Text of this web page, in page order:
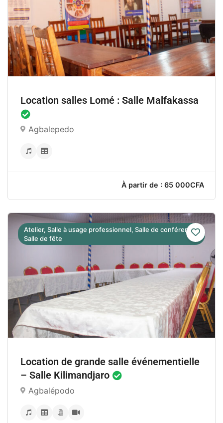
Location salles Lomé : Salle Malfakassa
Agbalepedo
À partir de : 65
Atelier, Salle à usage professionnel, Salle de conférence,
Salle de fête
Location de grande salle événementielle
– Salle Kilimandjaro
Agbalépodo